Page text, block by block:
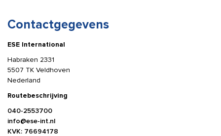
Contactgegevens
ESE International
Habraken 2331
5507 TK Veldhoven
Nederland
Routebeschrijving
040-2553700
info@ese-int.nl
KVK: 76694178